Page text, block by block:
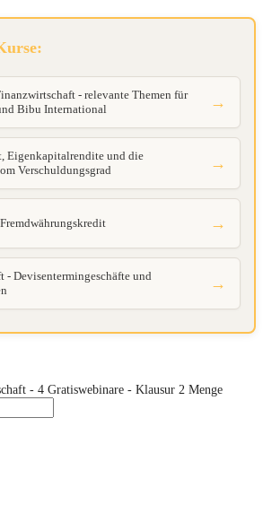
- relevante Themen für
Bibu International
→
Eigenkapitalrendite und die
Verschuldungsgrad
→
→
- Devisentermingeschäfte und
→
- 4 Gratiswebinare - Klausur 2 Menge